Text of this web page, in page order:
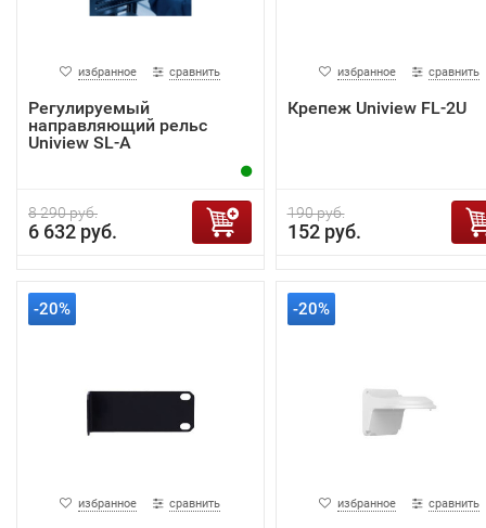
избранное сравнить
Регулируемый
направляющий рельс
Uniview SL-A
8 290 руб.
6 632 руб.
избранное сравнить
Крепеж Uniview FL-2U
190 руб.
152 руб.
-20%
избранное сравнить
-20%
избранное сравнить